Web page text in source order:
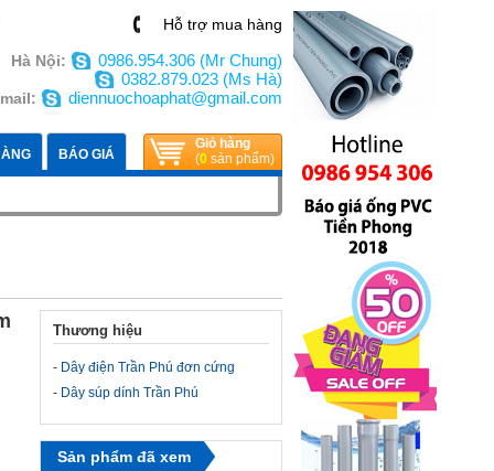
Hỗ trợ mua hàng
Hà Nội:
0986.954.306 (Mr Chung)
0382.879.023 (Ms Hà)
diennuochoaphat@gmail.com
BÁO GIÁ
Giỏ hàng
(0 sản phẩm)
Thương hiệu
- Dây điện Trần Phú đơn cứng
- Dây súp dính Trần Phú
Sản phẩm đã xem